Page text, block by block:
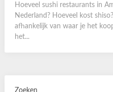
Hoeveel sushi restaurants in
Nederland? Hoeveel kost
afhankelijk van waar je het
het...
Zoeken